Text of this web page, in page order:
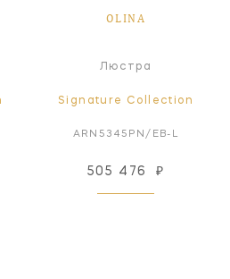
OLINA
Люстра
Signature Collection
ARN5345PN/EB-L
505 476 ₽